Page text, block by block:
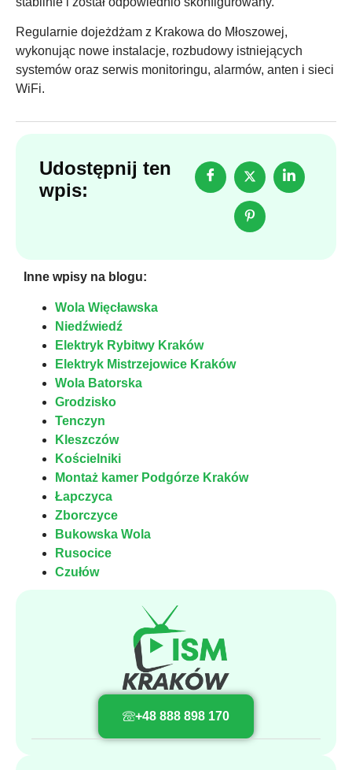
Regularnie dojeżdżam z Krakowa do Młoszowej,
wykonując nowe instalacje, rozbudowy istniejących
systemów oraz serwis monitoringu, alarmów, anten i sieci
WiFi.
Udostępnij ten
wpis:
Inne wpisy na blogu:
Wola Więcławska
Niedźwiedź
Elektryk Rybitwy Kraków
Elektryk Mistrzejowice Kraków
Wola Batorska
Grodzisko
Tenczyn
Kleszczów
Kościelniki
Montaż kamer Podgórze Kraków
Łapczyca
Zborczyce
Bukowska Wola
Rusocice
Czułów
+48 888 898 170